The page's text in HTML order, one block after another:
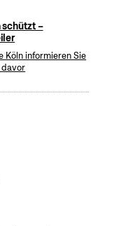
schützt –
Köln informieren Sie